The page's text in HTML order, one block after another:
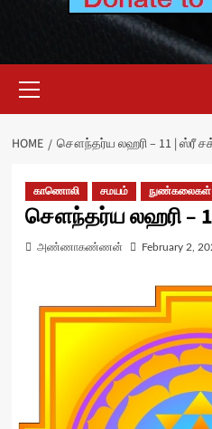
Menu
HOME சௌந்தர்ய லஹரி – 11 | ஸ்ரீ
காணொலி சமயம் நுண்கலைகள்
சௌந்தர்ய லஹரி –
அண்ணாகண்ணன் February 2,